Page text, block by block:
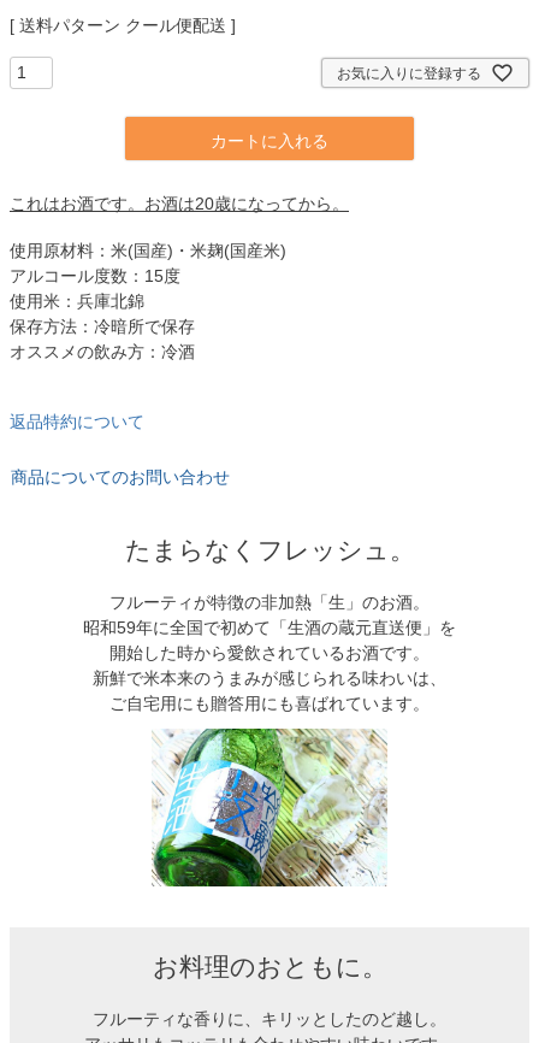
送料パターン クール便配送
お気に入りに登録する
カートに入れる
これはお酒です。お酒は20歳になってから。
使用原材料：米(国産)・米麹(国産米)
アルコール度数：15度
使用米：兵庫北錦
保存方法：冷暗所で保存
オススメの飲み方：冷酒
返品特約について
商品についてのお問い合わせ
たまらなくフレッシュ。
フルーティが特徴の非加熱「生」のお酒。
昭和59年に全国で初めて「生酒の蔵元直送便」を
開始した時から愛飲されているお酒です。
新鮮で米本来のうまみが感じられる味わいは、
ご自宅用にも贈答用にも喜ばれています。
お料理のおともに。
フルーティな香りに、キリッとしたのど越し。